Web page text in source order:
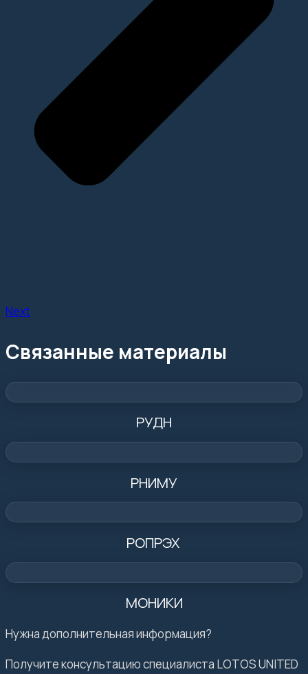
Next
Связанные материалы
РУДН
РНИМУ
РОПРЭХ
МОНИКИ
Нужна дополнительная информация?
Получите консультацию специалиста LOTOS UNITED